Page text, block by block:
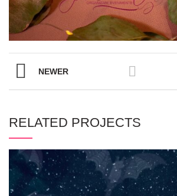
NEWER
RELATED PROJECTS